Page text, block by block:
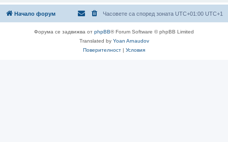
Начало форум Часовете са според зоната UTC+01:00 UTC+1
Форума се задвижва от phpBB® Forum Software © phpBB Limited
Translated by Yoan Arnaudov
Поверителност
Условия